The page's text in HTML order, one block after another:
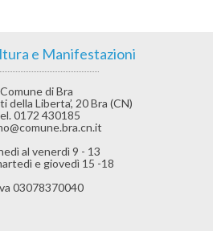
e Manifestazioni
Comune di Bra
della Liberta’, 20 Bra (CN)
0172 430185
al venerdì 9 - 13
e giovedì 15 -18
03078370040